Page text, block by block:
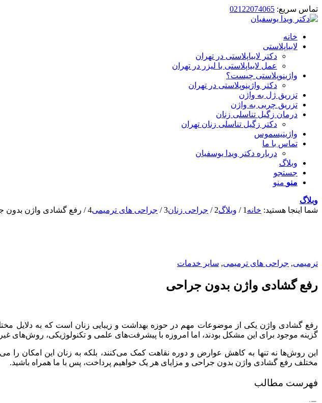
تماس سریع: 02122074065
خانه
لابیاپلاستی
دکتر لابیاپلاستی در تهران
عمل لابیاپلاستی با لیزر در تهران
واژینوپلاستی چیست؟
دکتر واژینوپلاستی در تهران
تزریق ژل به واژن
تزریق چربی به واژن
درمان زگیل تناسلی زنان
دکتر زگیل تناسلی زنان تهران
واژینیسموس
تماس با ما
درباره دکتر ویدا یوسفیان
وبلاگ
جستجو
منو منو
وبلاگ
شما اینجا هستید: خانه 1
/ وبلاگ2
/ جراحی زنان3
/ جراحی های ترمیمی4
/ رفع گشادی واژن بدون
ترمیمی, جراحی های ترمیمی, سایر خدمات
رفع گشادی واژن بدون جراحی
رفع گشادی واژن یکی از موضوعات مهم در حوزه بهداشت و زیبایی زنان است که به دلایل
گزینه موجود برای این مشکل بودند، اما امروزه با پیشرفت‌های علمی و تکنولوژیکی، روش‌های
این روش‌ها نه تنها به کاهش عوارض و دوره نقاهت کمک می‌کنند، بلکه به زنان این امکان را
مختلف رفع گشادی واژن بدون جراحی و مزایای هر یک خواهیم پرداخت، پس با ما همراه باشید.
فهرست مطالب